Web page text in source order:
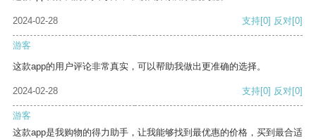
2024-02-28 支持[0] 反对[0]
游客
这款app的用户评论非常真实，可以帮助我做出更准确的选择。
2024-02-28 支持[0] 反对[0]
游客
这款app是我购物的得力助手，让我能够找到最优惠的价格，买到最合适